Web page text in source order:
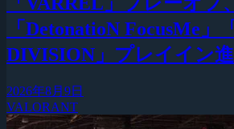
「DetonatioN FocusMe」
DIVISION」プレイイン
2026年8月9日
VALORANT